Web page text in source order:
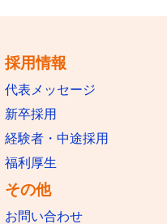
採用情報
代表メッセージ
新卒採用
経験者・中途採用
福利厚生
その他
お問い合わせ